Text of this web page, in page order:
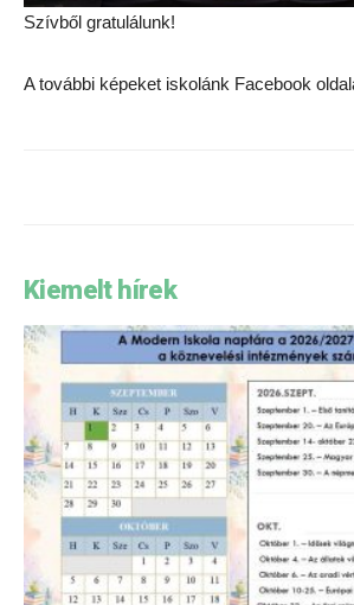
Szívből gratulálunk!
A további képeket iskolánk Facebook
Kiemelt hírek